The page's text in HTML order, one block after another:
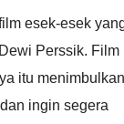
esek-esek
Perssik. Film
itu menimbulkan
ingin segera